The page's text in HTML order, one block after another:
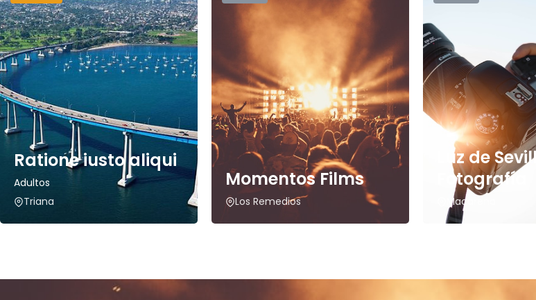
Ratione iusto aliqui
Adultos
Triana
Momentos Films
Los Remedios
Luz de
Fotografía
Macarena